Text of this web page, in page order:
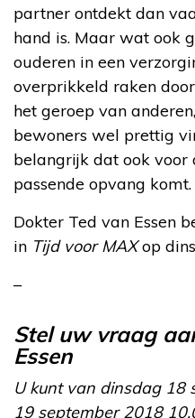
partner ontdekt dan
hand is. Maar wat ook
ouderen in een
overprikkeld raken
het geroep van
bewoners wel prettig
belangrijk dat ook voor
passende opvang komt.
Dokter Ted van Essen
in Tijd voor MAXop
–
Stel uw vraag
Essen
U kunt van dinsdag 18
19 september 2018